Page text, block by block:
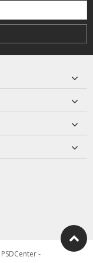
PSDCenter-